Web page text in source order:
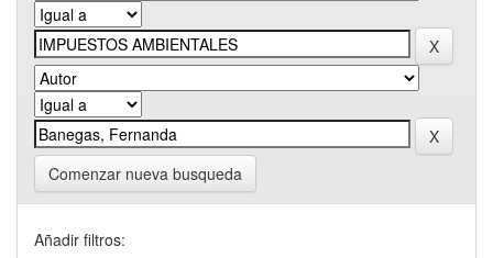
Comenzar nueva busqueda
Añadir filtros: